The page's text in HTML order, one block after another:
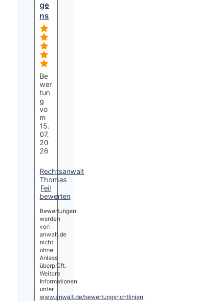
ge
ns
Be
wer
tun
g
vo
m
15.
07.
20
26
Rechtsanwalt
Thomas
Feil
bewerten
Bewertungen
werden
von
anwalt.de
nicht
ohne
Anlass
überprüft.
Weitere
Informationen
unter
www.anwalt.de/bewertungsrichtlinien.